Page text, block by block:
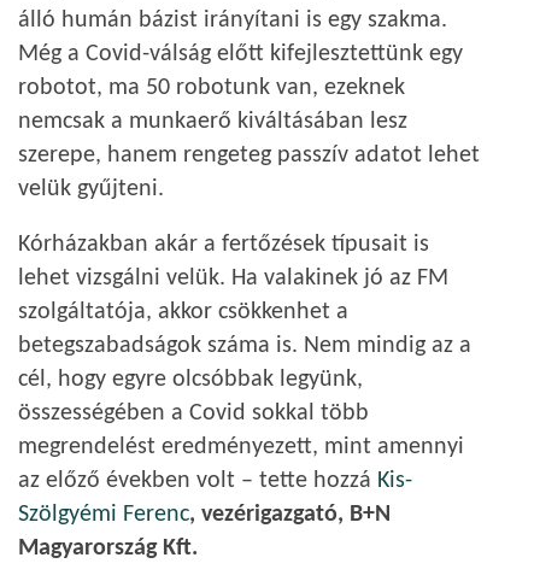
álló humán bázist irányítani is egy szakma.
Még a Covid-válság előtt kifejlesztettünk egy
robotot, ma 50 robotunk van, ezeknek
nemcsak a munkaerő kiváltásában lesz
szerepe, hanem rengeteg passzív adatot lehet
velük gyűjteni.
Kórházakban akár a fertőzések típusait is
lehet vizsgálni velük. Ha valakinek jó az FM
szolgáltatója, akkor csökkenhet a
betegszabadságok száma is. Nem mindig az a
cél, hogy egyre olcsóbbak legyünk,
összességében a Covid sokkal több
megrendelést eredményezett, mint amennyi
az előző években volt – tette hozzá Kis-
Szölgyémi Ferenc, vezérigazgató, B+N
Magyarország Kft.